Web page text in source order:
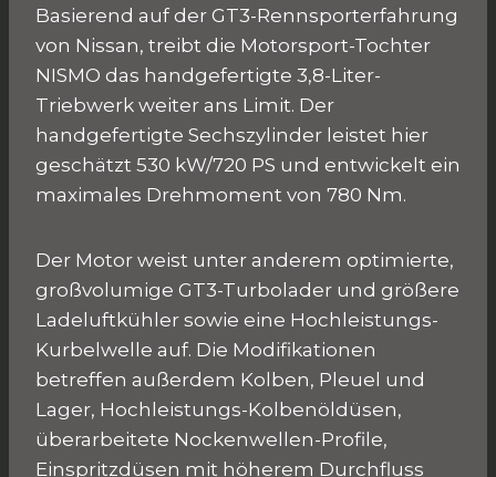
Basierend auf der GT3-Rennsporterfahrung
von Nissan, treibt die Motorsport-Tochter
NISMO das handgefertigte 3,8-Liter-
Triebwerk weiter ans Limit. Der
handgefertigte Sechszylinder leistet hier
geschätzt 530 kW/720 PS und entwickelt ein
maximales Drehmoment von 780 Nm.
Der Motor weist unter anderem optimierte,
großvolumige GT3-Turbolader und größere
Ladeluftkühler sowie eine Hochleistungs-
Kurbelwelle auf. Die Modifikationen
betreffen außerdem Kolben, Pleuel und
Lager, Hochleistungs-Kolbenöldüsen,
überarbeitete Nockenwellen-Profile,
Einspritzdüsen mit höherem Durchfluss